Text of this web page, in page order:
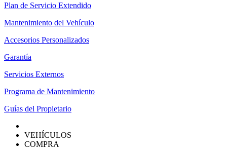
Plan de Servicio Extendido
Mantenimiento del Vehículo
Accesorios Personalizados
Garantía
Servicios Externos
Programa de Mantenimiento
Guías del Propietario
VEHÍCULOS
COMPRA